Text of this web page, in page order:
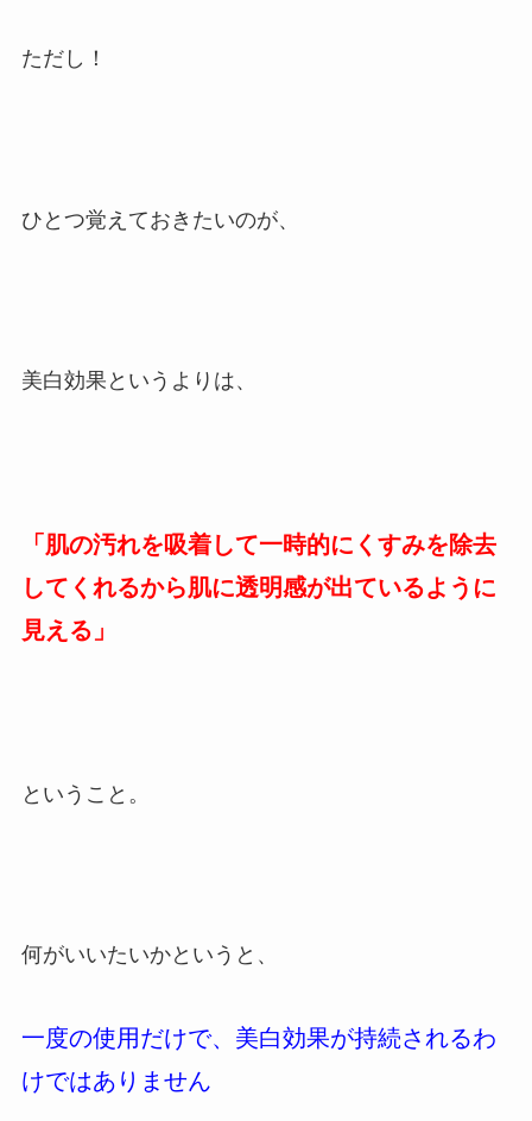
ただし！
ひとつ覚えておきたいのが、
美白効果というよりは、
「肌の汚れを吸着して一時的にくすみを除去
してくれるから肌に透明感が出ているように
見える」
ということ。
何がいいたいかというと、
一度の使用だけで、美白効果が持続されるわ
けではありません